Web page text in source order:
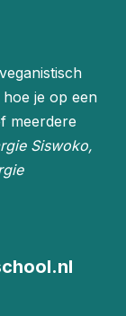
hoe je op een
meerdere
Siswoko,